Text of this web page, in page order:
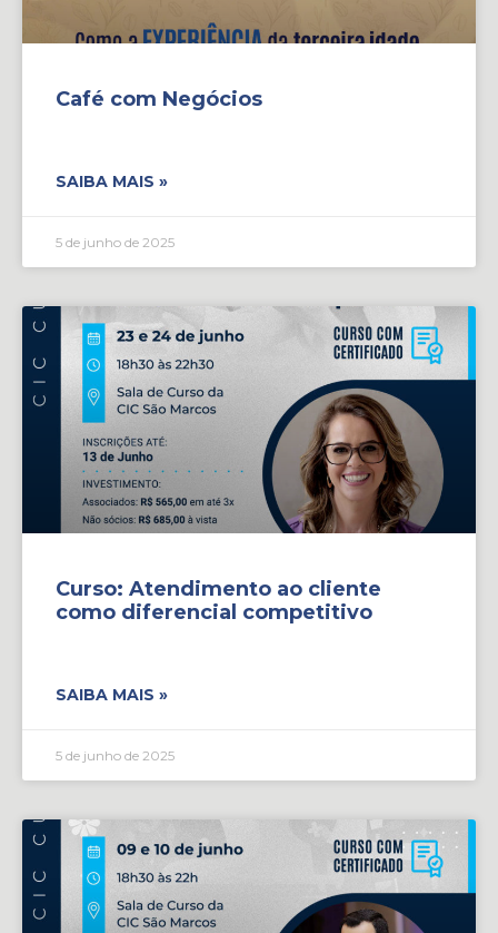
Café com Negócios
SAIBA MAIS »
5 de junho de 2025
Curso: Atendimento ao cliente
como diferencial competitivo
SAIBA MAIS »
5 de junho de 2025